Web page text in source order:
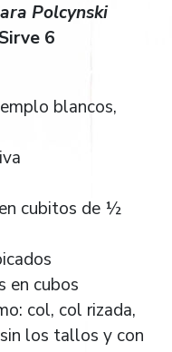
Polcynski
6
blancos,
cubitos de ½
en cubos
col, col rizada,
los tallos y con